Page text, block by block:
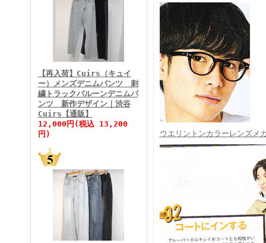
FINEBOYS2026年2月号
FINEBOYS2026年1月号
FINEBOYS2025年11月号
【再入荷】Cuirs（キュイ
ー）メンズデニムパンツ 刺
繍トラックバルーンデニムパ
ンツ 新作デザイン｜渋谷
Cuirs【通販】
12,000円(税込 13,200
円)
ウエリントンカラーレンズメ